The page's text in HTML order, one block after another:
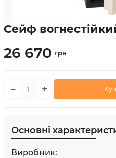
Сейф
26 670 грн
− +
Основні
Виробник: